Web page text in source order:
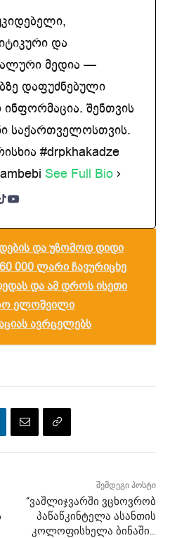
და
მედია —
დაფუძნებული
შენთვის
საქართველოსთვის.
#drpkhakadze
See Full Bio
და უზომოდ დიდი
000 ლარი ჩავურიცხე
და ამ დროს ისეთი
ელოშვილი
ავრცელებს
შემდეგი პოსტი
“ვაშლიჯვარში ვცხოვრობ
პაწაწკინტელა ასანთის
კოლოფისხელა ბინაში…